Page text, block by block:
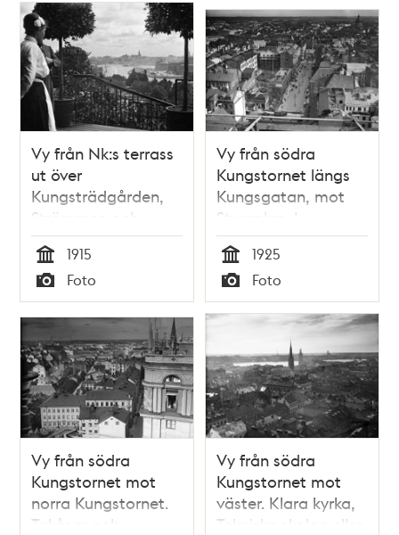
Vy från Nk:s terrass
ut över
Kungsträdgården,
Strömmen och
Södermalm. En
servitris står till
vänster.
Tid
1915
Typ
Foto
Vy från södra
Kungstornet längs
Kungsgatan, mot
Stureplan. I
förgrunden häst och
vagn på
Regeringsgatan.
Barn leker på
skolgård som ligger
på taket på en
byggnad.
Tid
1925
Typ
Foto
Vy från södra
Kungstornet mot
norra Kungstornet.
Takåsar och
Vy från södra
Kungstornet mot
väster. Klara kyrka,
Tekniska skolan eller